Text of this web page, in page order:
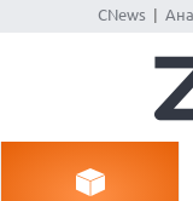
CNews|